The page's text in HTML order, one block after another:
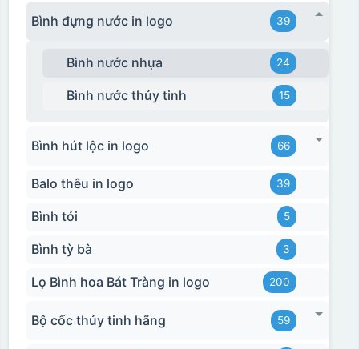
Bình đựng nước in logo 39
Bình nước nhựa 24
Bình nước thủy tinh 15
Bình hút lộc in logo 66
Balo thêu in logo 39
Bình tỏi 5
Bình tỳ bà 3
Lọ Bình hoa Bát Tràng in logo 200
Bộ cốc thủy tinh hãng 59